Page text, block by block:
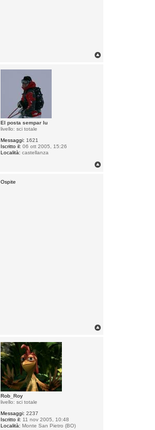
El posta sempar lu
livello: sci totale
Messaggi: 1621
Iscritto il: 06 ott 2005, 15:26
Località: castellanza
Ospite
Rob_Roy
livello: sci totale
Messaggi: 2237
Iscritto il: 11 nov 2005, 10:48
Località: Monte San Pietro (BO)